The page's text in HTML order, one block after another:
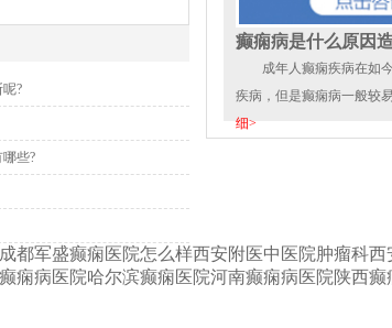
?
些?
癫痫病是什么原因
成年人癫痫疾病在如
疾病，但是癫痫病一般较
细>
成都军盛癫痫医院怎么样西安附医中医院肿瘤科西
痫病医院哈尔滨癫痫医院河南癫痫病医院陕西癫